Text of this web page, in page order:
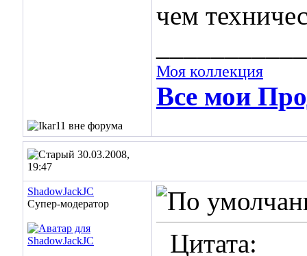
чем
Моя коллекция
Все мои
30.03.2008,
19:47
ShadowJackJC
Супер-модератор
Цитата: